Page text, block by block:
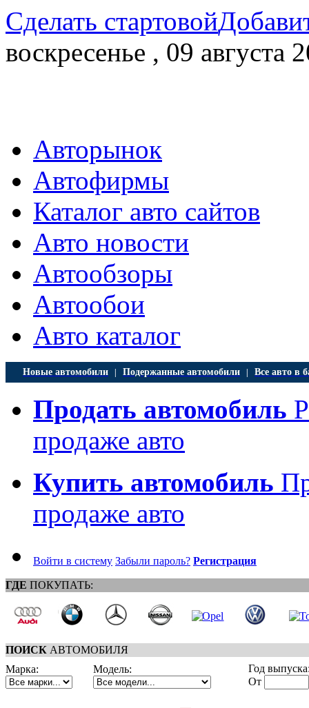
Сделать стартовой
воскресенье , 09 августа
Авторынок
Автофирмы
Каталог авто сайтов
Авто новости
Автообзоры
Автообои
Авто каталог
Новые автомобили Подержанные автомобили Все авто в
Продать автомобиль
продаже авто
Купить автомобиль
продаже авто
Войти в систему Забыли пароль? Регистрация
ГДЕ ПОКУПАТЬ:
ПОИСК АВТОМОБИЛЯ
Марка:
Модель:
Год
От